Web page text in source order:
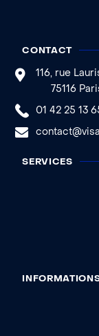
CONTACT
116, rue
75116
01 42 25 13
SERVICES